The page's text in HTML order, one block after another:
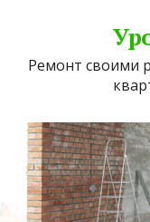
Ремонт своими